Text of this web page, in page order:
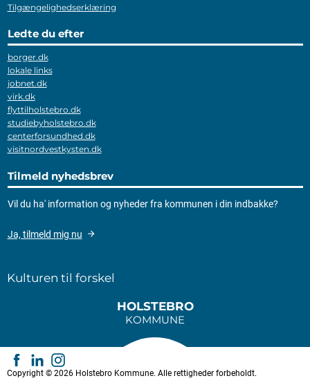
Tilgængelighedserklæring
Ledte du efter
borger.dk
lokale links
jobnet.dk
virk.dk
flyttilholstebro.dk
studiebyholstebro.dk
centerforsundhed.dk
visitnordvestkysten.dk
Tilmeld nyhedsbrev
Vil du ha' information og nyheder fra kommunen i din indbakke?
Ja, tilmeld mig nu
Kulturen til forskel
HOLSTEBRO
KOMMUNE
Copyright © 2026 Holstebro Kommune. Alle rettigheder forbeholdt.